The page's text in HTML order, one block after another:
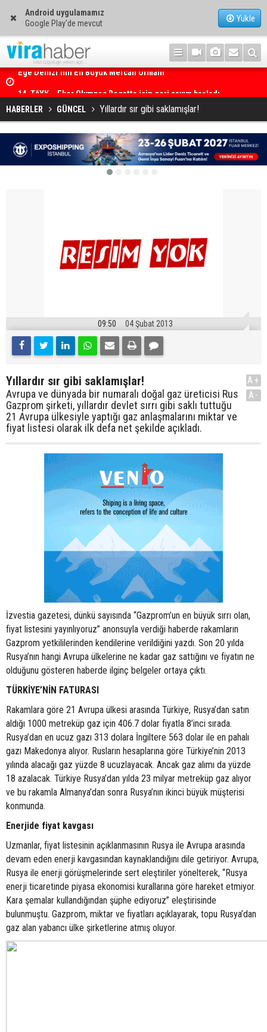
Android uygulamamız
Google Play'de mevcut
Yükle
HABERLER GÜNCEL Yıllardır sır gibi saklamışlar!
09:50 04 Şubat 2013
Yıllardır sır gibi saklamışlar!
Avrupa ve dünyada bir numaralı doğal gaz üreticisi Rus
Gazprom şirketi, yıllardır devlet sırrı gibi saklı tuttuğu
21 Avrupa ülkesiyle yaptığı gaz anlaşmalarını miktar ve
fiyat listesi olarak ilk defa net şekilde açıkladı.
A+
A-
İzvestia gazetesi, dünkü sayısında “Gazprom’un en büyük sırrı olan,
fiyat listesini yayınlıyoruz” anonsuyla verdiği haberde rakamların
Gazprom yetkililerinden kendilerine verildiğini yazdı. Son 20 yılda
Rusya’nın hangi Avrupa ülkelerine ne kadar gaz sattığını ve fiyatın ne
olduğunu gösteren haberde ilginç belgeler ortaya çıktı.
TÜRKİYE’NİN FATURASI
Rakamlara göre 21 Avrupa ülkesi arasında Türkiye, Rusya’dan satın
aldığı 1000 metreküp gaz için 406.7 dolar fiyatla 8’inci sırada.
Rusya’dan en ucuz gazı 313 dolara İngiltere 563 dolar ile en pahalı
gazı Makedonya alıyor. Rusların hesaplarına göre Türkiye’nin 2013
yılında alacağı gaz yüzde 8 ucuzlayacak. Ancak gaz alımı da yüzde
18 azalacak. Türkiye Rusya’dan yılda 23 milyar metreküp gaz alıyor
ve bu rakamla Almanya’dan sonra Rusya’nın ikinci büyük müşterisi
konmunda.
Enerjide fiyat kavgası
Uzmanlar, fiyat listesinin açıklanmasının Rusya ile Avrupa arasında
devam eden enerji kavgasından kaynaklandığını dile getiriyor. Avrupa,
Rusya ile enerji görüşmelerinde sert eleştiriler yönelterek, “Rusya
enerji ticaretinde piyasa ekonomisi kurallarına göre hareket etmiyor.
Kara şemalar kullandığından şüphe ediyoruz” eleştirisinde
bulunmuştu. Gazprom, miktar ve fiyatları açıklayarak, topu Rusya’dan
gaz alan yabancı ülke şirketlerine atmış oluyor.